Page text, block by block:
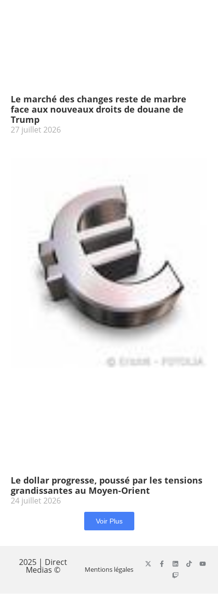
Le marché des changes reste de marbre
face aux nouveaux droits de douane de
Trump
27 juillet 2026
Le dollar progresse, poussé par les tensions
grandissantes au Moyen-Orient
24 juillet 2026
Voir Plus
2025 | Direct
Medias © Mentions légales